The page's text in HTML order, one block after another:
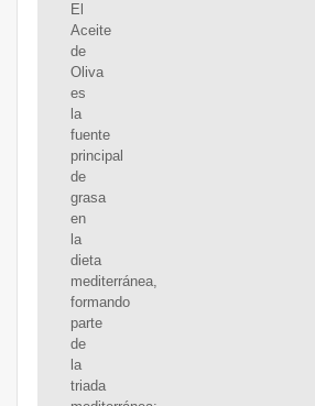
El
Aceite
de
Oliva
es
la
fuente
principal
de
grasa
en
la
dieta
mediterránea,
formando
parte
de
la
triada